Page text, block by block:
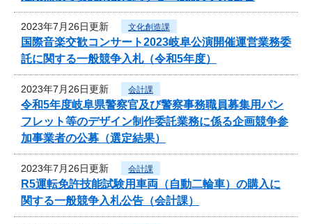
2023年7月26日更新 文化創造課
国際音楽交歓コンサート2023岐阜公演開催運営業務委
託に関する一般競争入札（令和5年度）
2023年7月26日更新 会計課
令和5年度岐阜県警察官及び警察事務職員募集用パン
フレット等のデザイン制作委託業務に係る企画競争参
加事業者の公募（選定結果）
2023年7月26日更新 会計課
R5運転免許技能試験用車両（自動二輪車）の購入に
関する一般競争入札公告（会計課）